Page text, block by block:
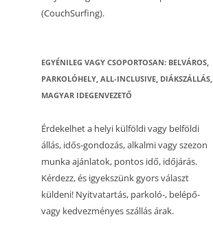
(CouchSurfing).
EGYÉNILEG VAGY CSOPORTOSAN: BELVÁROS,
PARKOLÓHELY, ALL-INCLUSIVE, DIÁKSZÁLLÁS,
MAGYAR IDEGENVEZETŐ
Érdekelhet a helyi külföldi vagy belföldi
állás, idős-gondozás, alkalmi vagy szezon
munka ajánlatok, pontos idő, időjárás.
Kérdezz, és igyekszünk gyors választ
küldeni! Nyitvatartás, parkoló-, belépő-
vagy kedvezményes szállás árak.